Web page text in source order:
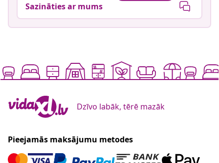
Sazināties ar mums
Dzīvo labāk, tērē mazāk
Pieejamās maksājumu metodes